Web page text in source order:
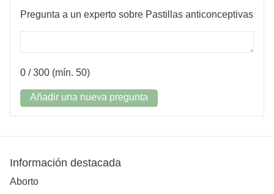
Pregunta a un experto sobre Pastillas anticonceptivas
0 / 300 (mín. 50)
Añadir una nueva pregunta
Información destacada
Aborto